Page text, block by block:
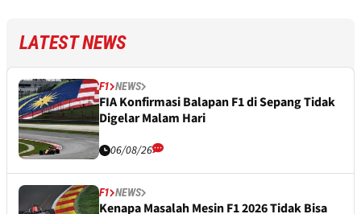
LATEST NEWS
F1 NEWS
FIA Konfirmasi Balapan F1 di Sepang Tidak
Digelar Malam Hari
06/08/26
F1 NEWS
Kenapa Masalah Mesin F1 2026 Tidak Bisa